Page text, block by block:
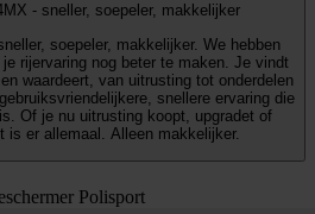
- sneller, soepeler, makkelijker
makkelijker. We hebben
rijervaring nog beter te maken. Je vindt
waardeert, van uitrusting tot onderdelen
snellere ervaring die
Of je nu uitrusting koopt, upgradet of
is er allemaal. Alleen makkelijker.
Polisport